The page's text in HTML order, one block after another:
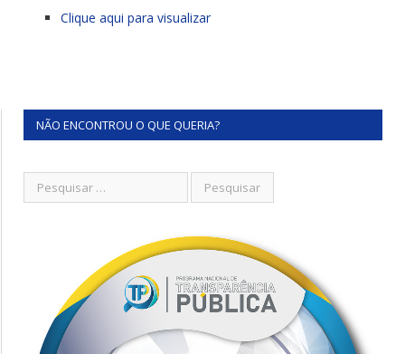
Clique aqui para visualizar
NÃO ENCONTROU O QUE QUERIA?